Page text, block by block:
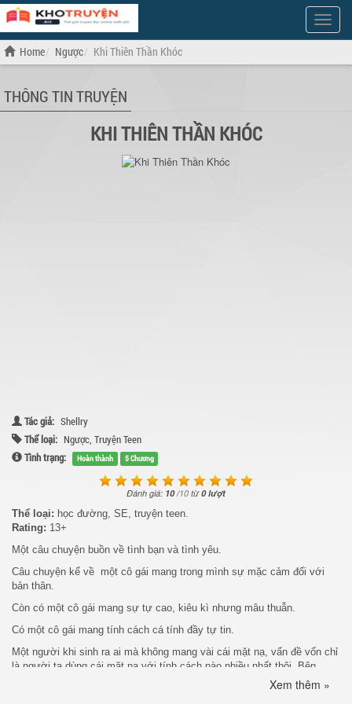
Show
Menu
Home Ngược Khi Thiên Thần Khóc
THÔNG TIN TRUYỆN
KHI THIÊN THẦN KHÓC
Tác giả: Shellry
Thể loại: Ngược, Truyện Teen
Tình trạng:
Hoàn thành 5 Chương
Đánh giá: 10/10 từ0 lượt
Thể loại: học đường, SE, truyện teen.
Rating: 13+
Một câu chuyện buồn về tình bạn và tình yêu.
Câu chuyện kể về một cô gái mang trong mình sự mặc cảm đối với
bản thân.
Còn có một cô gái mang sự tự cao, kiêu kì nhưng mâu thuẫn.
Có một cô gái mang tính cách cá tính đầy tự tin.
Một người khi sinh ra ai mà không mang vài cái mặt nạ, vấn đề vốn chỉ
là người ta dùng cái mặt nạ với tính cách nào nhiều nhất thôi. Bên
cạnh mỗi người, mỗi hoàn cảnh, tính cách của họ cũng thay đổi khác
Xem thêm »